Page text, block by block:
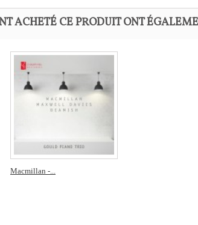
ACHETÉ CE PRODUIT ONT
Macmillan -...